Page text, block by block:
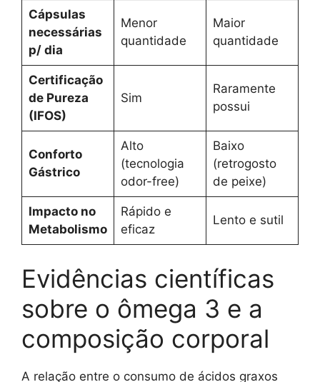
Cápsulas
necessárias
p/ dia
Menor
quantidade
Maior
quantidade
Certificação
de Pureza
(IFOS)
Sim
Raramente
possui
Conforto
Gástrico
Alto
(tecnologia
odor-free)
Baixo
(retrogosto
de peixe)
Impacto no
Metabolismo
Rápido e
eficaz
Lento e sutil
Evidências científicas
sobre o ômega 3 e a
composição corporal
A relação entre o consumo de ácidos graxos